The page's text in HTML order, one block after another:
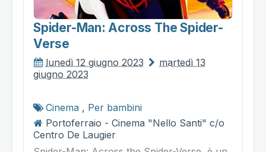
Spider-Man: Across The Spider-
Verse
lunedì 12 giugno 2023
martedì 13
giugno 2023
Cinema , Per bambini
Portoferraio - Cinema "Nello Santi" c/o
Centro De Laugier